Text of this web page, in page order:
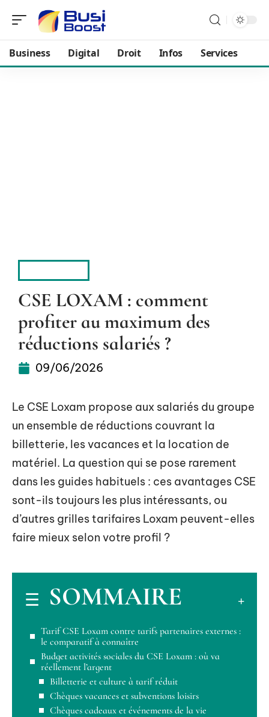
Business Digital Droit Infos Services
CSE LOXAM : comment
profiter au maximum des
réductions salariés ?
09/06/2026
Le CSE Loxam propose aux salariés du groupe
un ensemble de réductions couvrant la
billetterie, les vacances et la location de
matériel. La question qui se pose rarement
dans les guides habituels : ces avantages CSE
sont-ils toujours les plus intéressants, ou
d’autres grilles tarifaires Loxam peuvent-elles
faire mieux selon votre profil ?
SOMMAIRE
Tarif CSE Loxam contre tarifs partenaires externes :
le comparatif à connaître
Budget activités sociales du CSE Loxam : où va
réellement l’argent
Billetterie et culture à tarif réduit
Chèques vacances et subventions loisirs
Chèques cadeaux et événements de la vie